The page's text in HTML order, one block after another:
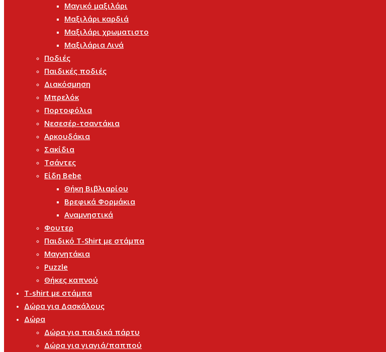
Μαγικό μαξιλάρι
Μαξιλάρι καρδιά
Μαξιλάρι χρωματιστο
Μαξιλάρια Λινά
Ποδιές
Παιδικές ποδιές
Διακόσμηση
Μπρελόκ
Πορτοφόλια
Νεσεσέρ-τσαντάκια
Αρκουδάκια
Σακίδια
Τσάντες
Είδη Bebe
Θήκη Βιβλιαρίου
Βρεφικά Φορμάκια
Αναμνηστικά
Φουτερ
Παιδικό T-Shirt με στάμπα
Μαγνητάκια
Puzzle
Θήκες καπνού
T-shirt με στάμπα
Δώρα για Δασκάλους
Δώρα
Δώρα για παιδικά πάρτυ
Δώρα για γιαγιά/παππού